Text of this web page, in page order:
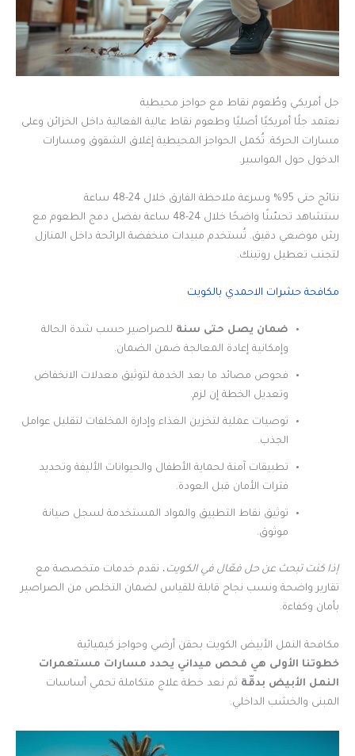
جل أمريكي وطُعوم نقاط مع حواجز محيطية
نعتمد جلًا أمريكيًا أصليًا وطعوم نقاط عالية الفعالية داخل الخزائن وعلى
مسارات الحركة. تُكمل الحواجز المحيطية إغلاق الشقوق ومسارات
الدخول حول المواسير.
نتائج حتى 95% وسرعة ملاحظة الفارق خلال 24-48 ساعة
ستشاهد تحسّنًا واضحًا خلال 24-48 ساعة بفضل دمج الطعوم مع
رش موضعي دقيق. تُستخدم مبيدات منخفضة الرائحة داخل المنازل
لتجنب تعطيل روتينك.
مكافحة حشرات الاحمدي بالكويت
ضمان يصل حتى سنة للصراصير حسب شدة الحالة
وإمكانية إعادة المعالجة ضمن الضمان.
فحوص مصائد ما بعد الخدمة لتوثيق معدلات الانخفاض
وتعديل الخطة إن لزم.
توصيات عملية لتخزين الغذاء وإدارة المخلفات لتقليل عوامل
الجذب.
تطبيقات آمنة لحماية الأطفال والحيوانات الأليفة وتحديد
فترات الأمان قبل العودة.
توثيق نقاط التطبيق والمواد المستخدمة لسجل صيانة
موثوق.
إذا كنت تبحث عن حل فعّال في الكويت ، نقدم خدمات متخصصة مع
تقارير واضحة ونسب نجاح قابلة للقياس لضمان التخلص من الصراصير
بأمان وكفاءة.
مكافحة النمل الأبيض الكويت بحقن أرضي وحواجز كيميائية
خطوتنا الأولى هي فحص ميداني يحدد مسارات مستعمرات
النمل الأبيض بدقّة ثم نعد خطة علاج متكاملة تحمي أساسات
المبنى والخشب الداخلي.